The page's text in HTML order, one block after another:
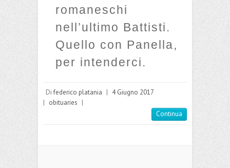
romaneschi
nell’ultimo Battisti.
Quello con Panella,
per intenderci.
Di federico platania | 4 Giugno 2017
| obituaries |
Continua